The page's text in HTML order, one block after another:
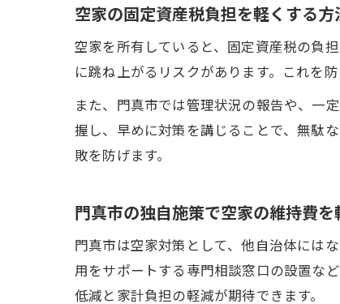
空家の固定資産税負担を軽くする方
空家を所有していると、固定資産税の負
に跳ね上がるリスクがあります。これを
また、門真市では管理状況の報告や、一
握し、早めに対策を講じることで、無駄
敗を防げます。
門真市の独自施策で空家の維持費を
門真市は空家対策として、他自治体には
用をサポートする専門相談窓口の設置な
低減と家計負担の軽減が期待できます。